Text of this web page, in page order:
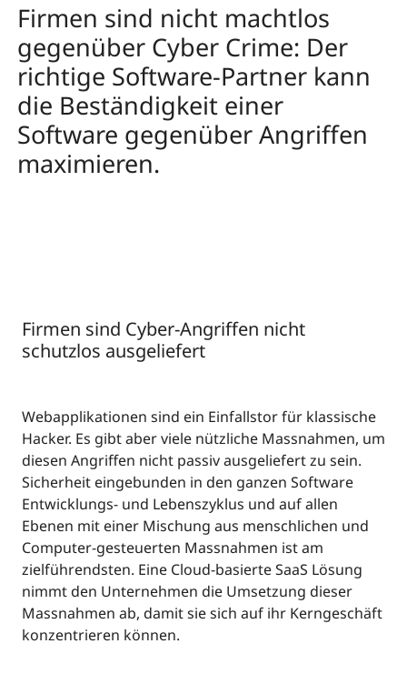
Firmen sind nicht machtlos
gegenüber Cyber Crime: Der
richtige Software-Partner kann
die Beständigkeit einer
Software gegenüber Angriffen
maximieren.
Firmen sind Cyber-Angriffen nicht
schutzlos ausgeliefert
Webapplikationen sind ein Einfallstor für klassische
Hacker. Es gibt aber viele nützliche Massnahmen, um
diesen Angriffen nicht passiv ausgeliefert zu sein.
Sicherheit eingebunden in den ganzen Software
Entwicklungs- und Lebenszyklus und auf allen
Ebenen mit einer Mischung aus menschlichen und
Computer-gesteuerten Massnahmen ist am
zielführendsten. Eine Cloud-basierte SaaS Lösung
nimmt den Unternehmen die Umsetzung dieser
Massnahmen ab, damit sie sich auf ihr Kerngeschäft
konzentrieren können.